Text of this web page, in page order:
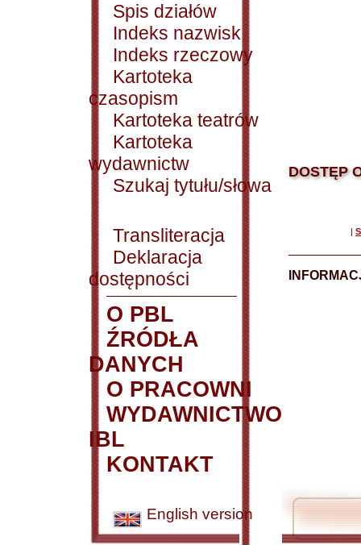
Spis działów
Indeks nazwisk
Indeks rzeczowy
Kartoteka
czasopism
Kartoteka teatrów
Kartoteka
wydawnictw
Szukaj tytułu/słowa
Transliteracja
Deklaracja
dostępności
O PBL
ŹRÓDŁA
DANYCH
O PRACOWNI
WYDAWNICTWO
IBL
KONTAKT
English version
DOSTĘP
|